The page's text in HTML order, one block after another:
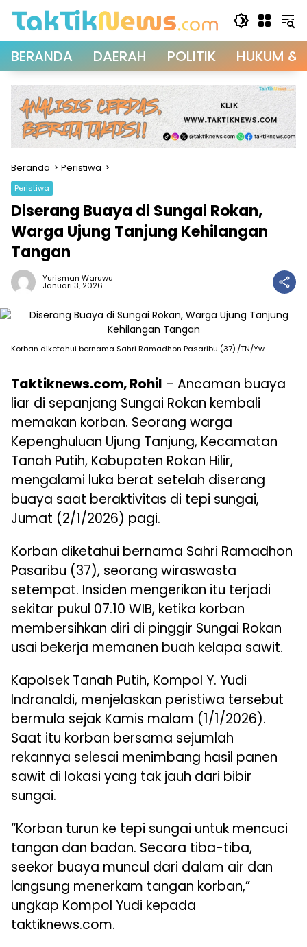
BERANDA DAERAH POLITIK HUKUM &
Beranda Peristiwa
Peristiwa
Diserang Buaya di Sungai Rokan,
Warga Ujung Tanjung Kehilangan
Tangan
Yurisman Waruwu
Januari 3, 2026
Korban diketahui bernama Sahri Ramadhon Pasaribu (37)./TN/Yw
Taktiknews.com, Rohil – Ancaman buaya
liar di sepanjang Sungai Rokan kembali
memakan korban. Seorang warga
Kepenghuluan Ujung Tanjung, Kecamatan
Tanah Putih, Kabupaten Rokan Hilir,
mengalami luka berat setelah diserang
buaya saat beraktivitas di tepi sungai,
Jumat (2/1/2026) pagi.
Korban diketahui bernama Sahri Ramadhon
Pasaribu (37), seorang wiraswasta
setempat. Insiden mengerikan itu terjadi
sekitar pukul 07.10 WIB, ketika korban
membersihkan diri di pinggir Sungai Rokan
usai bekerja memanen buah kelapa sawit.
Kapolsek Tanah Putih, Kompol Y. Yudi
Indranaldi, menjelaskan peristiwa tersebut
bermula sejak Kamis malam (1/1/2026).
Saat itu korban bersama sejumlah
rekannya selesai menimbang hasil panen
sawit di lokasi yang tak jauh dari bibir
sungai.
“Korban turun ke tepi sungai untuk mencuci
tangan dan badan. Secara tiba-tiba,
seekor buaya muncul dari dalam air dan
langsung menerkam tangan korban,”
ungkap Kompol Yudi kepada
taktiknews.com.